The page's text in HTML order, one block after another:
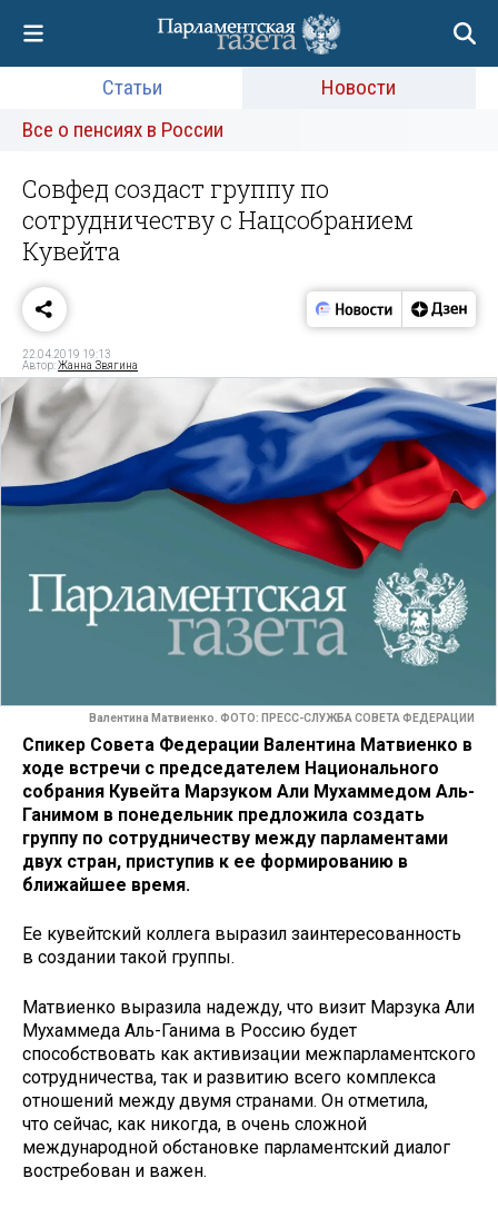
Статьи
Новости
Все о пенсиях в России
Совфед создаст группу по
сотрудничеству с Нацсобранием
Кувейта
22.04.2019 19:13
Автор:Жанна Звягина
Валентина Матвиенко. ФОТО: ПРЕСС-СЛУЖБА СОВЕТА ФЕДЕРАЦИИ
Спикер Совета Федерации Валентина Матвиенко в
ходе встречи с председателем Национального
собрания Кувейта Марзуком Али Мухаммедом Аль-
Ганимом в понедельник предложила создать
группу по сотрудничеству между парламентами
двух стран, приступив к ее формированию в
ближайшее время.
Ее кувейтский коллега выразил заинтересованность
в создании такой группы.
Матвиенко выразила надежду, что визит Марзука Али
Мухаммеда Аль-Ганима в Россию будет
способствовать как активизации межпарламентского
сотрудничества, так и развитию всего комплекса
отношений между двумя странами. Он отметила,
что сейчас, как никогда, в очень сложной
международной обстановке парламентский диалог
востребован и важен.